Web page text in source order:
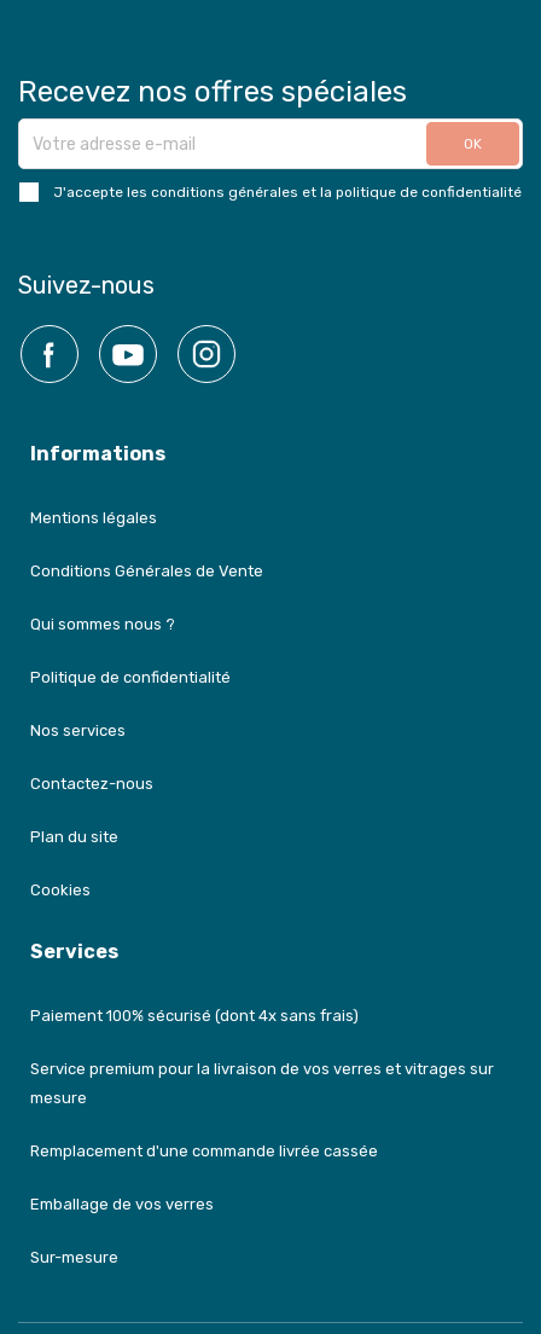
Recevez nos offres spéciales
J'accepte les conditions générales et la politique de confidentialité
Suivez-nous
Facebook YouTube
Informations
Mentions légales
Conditions Générales de Vente
Qui sommes nous ?
Politique de confidentialité
Nos services
Contactez-nous
Plan du site
Cookies
Services
Paiement 100% sécurisé (dont 4x sans frais)
Service premium pour la livraison de vos verres et vitrages sur
mesure
Remplacement d'une commande livrée cassée
Emballage de vos verres
Sur-mesure